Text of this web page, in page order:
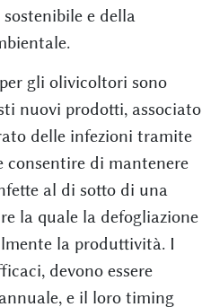
e della
gli olivicoltori sono
nuovi prodotti, associato
delle infezioni tramite
consentire di mantenere
al di sotto di una
la quale la defogliazione
la produttività. I
devono essere
e il loro timing